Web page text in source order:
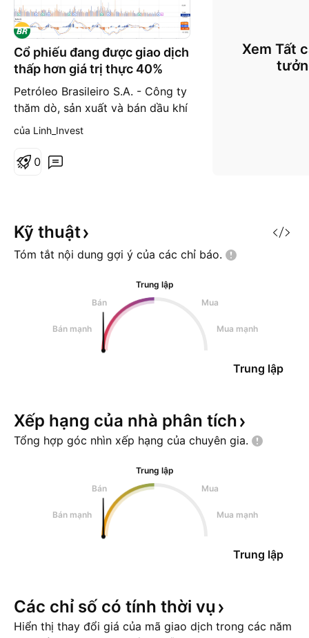
Cổ phiếu đang được giao dịch
thấp hơn giá trị thực 40%
Petróleo Brasileiro S.A. - Công ty
thăm dò, sản xuất và bán dầu khí
ở Brazil và quốc tế. Petrobras
có trụ sở chính tại Rio de Janeiro,
giá dầu giữ ở mức cao. - Hiệu su
của Linh_Invest
0
Xem Tất
Kỹ thuật
Tóm tắt nội dung gợi ý của các chỉ báo.
Trung lập
Bán
Mua
Bán mạnh Mua mạnh
Trung lập
Xếp hạng của nhà phân tích
Tổng hợp góc nhìn xếp hạng của chuyên gia.
Trung lập
Bán
Mua
Bán mạnh Mua mạnh
Trung lập
Các chỉ số có tính thời vụ
Hiển thị thay đổi giá của mã giao dịch trong các năm